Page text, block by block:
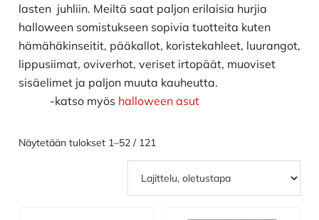
lasten juhliin. Meiltä saat paljon erilaisia hurjia
halloween somistukseen sopivia tuotteita kuten
hämähäkinseitit, pääkallot, koristekahleet, luurangot,
lippusiimat, oviverhot, veriset irtopäät, muoviset
sisäelimet ja paljon muuta kauheutta.
-katso myös halloween asut
Näytetään tulokset 1–52 / 121